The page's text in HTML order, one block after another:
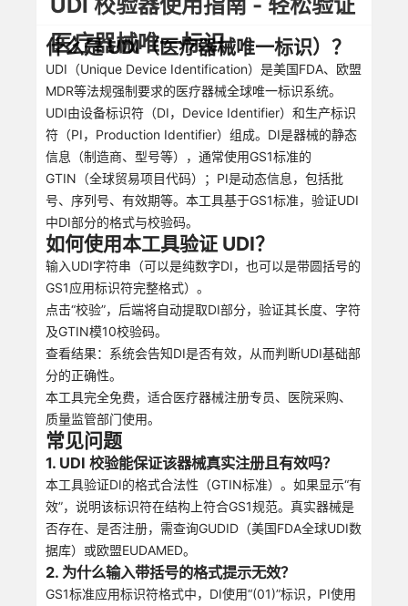
医疗器械唯一标识
什么是 UDI（医疗器械唯一标识）？
UDI（Unique Device Identification）是美国FDA、欧盟
MDR等法规强制要求的医疗器械全球唯一标识系统。
UDI由设备标识符（DI，Device Identifier）和生产标识
符（PI，Production Identifier）组成。DI是器械的静态
信息（制造商、型号等），通常使用GS1标准的
GTIN（全球贸易项目代码）；PI是动态信息，包括批
号、序列号、有效期等。本工具基于GS1标准，验证UDI
中DI部分的格式与校验码。
如何使用本工具验证 UDI？
输入UDI字符串（可以是纯数字DI，也可以是带圆括号的
GS1应用标识符完整格式）。
点击“校验”，后端将自动提取DI部分，验证其长度、字符
及GTIN模10校验码。
查看结果：系统会告知DI是否有效，从而判断UDI基础部
分的正确性。
本工具完全免费，适合医疗器械注册专员、医院采购、
质量监管部门使用。
常见问题
1. UDI 校验能保证该器械真实注册且有效吗？
本工具验证DI的格式合法性（GTIN标准）。如果显示“有
效”，说明该标识符在结构上符合GS1规范。真实器械是
否存在、是否注册，需查询GUDID（美国FDA全球UDI数
据库）或欧盟EUDAMED。
2. 为什么输入带括号的格式提示无效？
GS1标准应用标识符格式中，DI使用“(01)”标识，PI使用